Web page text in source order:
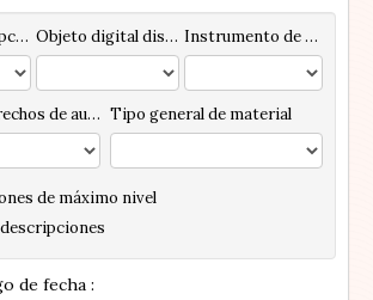
Nivel de descripción Objeto digital disponibles Instrumento de descripción
Régimen de derechos de autor Tipo general de material
de máximo nivel
de fecha :